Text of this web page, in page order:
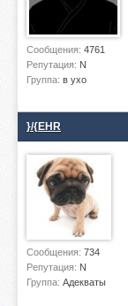
Сообщения: 4761
Репутация: N
Группа: в ухо
}/{EHR
Сообщения: 734
Репутация: N
Группа: Адекваты